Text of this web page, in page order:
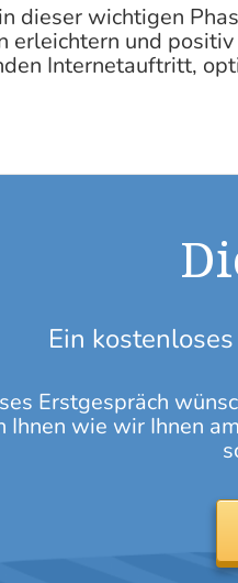
dieser wichtigen
erleichtern und
Internetauftritt,
Ein
Erstgespräch
Ihnen wie wir Ihnen